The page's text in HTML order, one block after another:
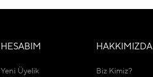
HESABIM
Yeni Üyelik
HAKKIMIZDA
Biz Kimiz?